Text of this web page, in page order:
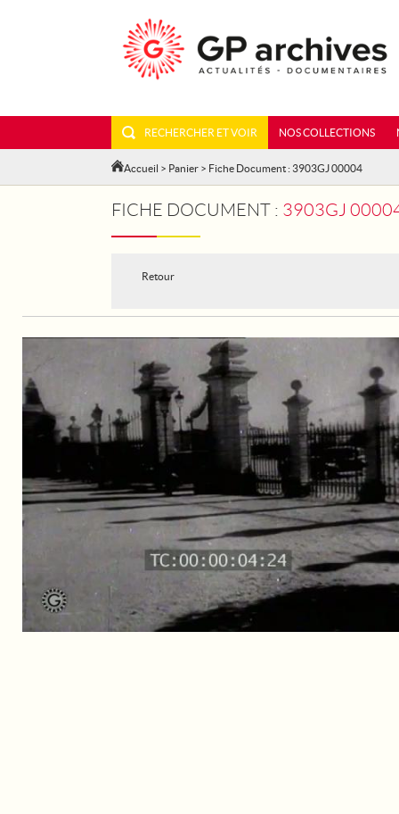
RECHERCHER ET VOIR NOS COLLECTIONS
Accueil > Panier > Fiche Document : 3903GJ 00004
FICHE DOCUMENT : 3903GJ 00004 -
Retour